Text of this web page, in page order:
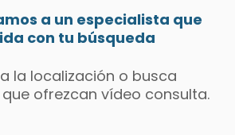
a un especialista que
con tu búsqueda
la localización o busca
ofrezcan vídeo consulta.